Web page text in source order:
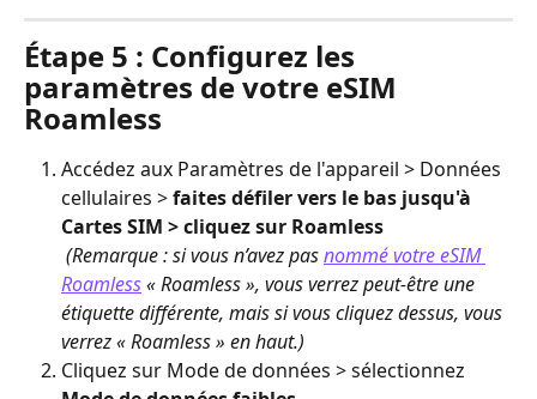
Étape 5 : Configurez les
paramètres de votre eSIM
Roamless
Accédez aux Paramètres de l'appareil > Données
cellulaires > faites défiler vers le bas jusqu'à
Cartes SIM > cliquez sur Roamless
(Remarque : si vous n’avez pas nommé votre eSIM
Roamless « Roamless », vous verrez peut-être une
étiquette différente, mais si vous cliquez dessus, vous
verrez « Roamless » en haut.)
Cliquez sur Mode de données > sélectionnez